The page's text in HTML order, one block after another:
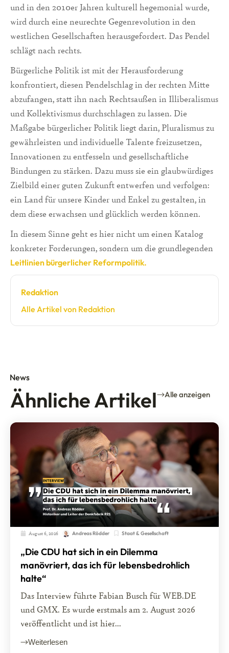
und in den 2010er Jahren kulturell hegemonial wurde,
wird durch eine neurechte Gegenrevolution in den
westlichen Gesellschaften herausgefordert. Das Pendel
schlägt nach rechts.
Bürgerliche Politik ist mit der Herausforderung
konfrontiert, diesen Pendelschlag in der rechten Mitte
abzufangen, statt ihn nach Rechtsaußen in Illiberalismus
und Kollektivismus durchschlagen zu lassen. Die
Maßgabe bürgerlicher Politik liegt darin, Pluralismus zu
gewährleisten und individuelle Talente freizusetzen,
Innovationen zu entfesseln und gesellschaftliche
Bindungen zu stärken. Dazu muss sie ein glaubwürdiges
Zielbild einer guten Zukunft entwerfen und verfolgen:
ein Land für unsere Kinder und Enkel zu gestalten, in
dem diese erwachsen und glücklich werden können.
In diesem Sinne geht es hier nicht um einen Katalog
konkreter Forderungen, sondern um die grundlegenden
Leitlinien bürgerlicher Reformpolitik.
Redaktion
Alle Artikel von Redaktion
News
Ähnliche Artikel Alle anzeigen
August 6, 2026 Andreas Rödder Staat & Gesellschaft
„Die CDU hat sich in ein Dilemma
manövriert, das ich für lebensbedrohlich
halte“
Das Interview führte Fabian Busch für WEB.DE
und GMX. Es wurde erstmals am 2. August 2026
veröffentlicht und ist hier...
Weiterlesen